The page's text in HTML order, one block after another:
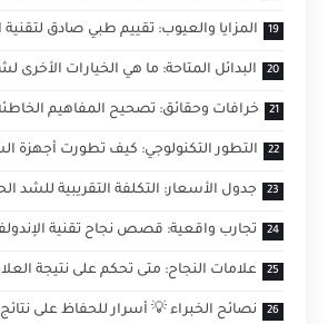
المزايا والعيوب: تقييم طبي صادق لتقنية
البدائل المتاحة: ما هي الخيارات الأخرى
خرافات وحقائق: تصحيح المفاهيم
التطور التكنولوجي: كيف تطورت أجهزة
جدول الأسعار: التكلفة التقريبية للشد
تجارب واقعية: قصص نجاح تقنية
علامات النجاح: متى تحكم على نتيجة
نصائح الخبراء 💡 أسرار للحفاظ على نتائج